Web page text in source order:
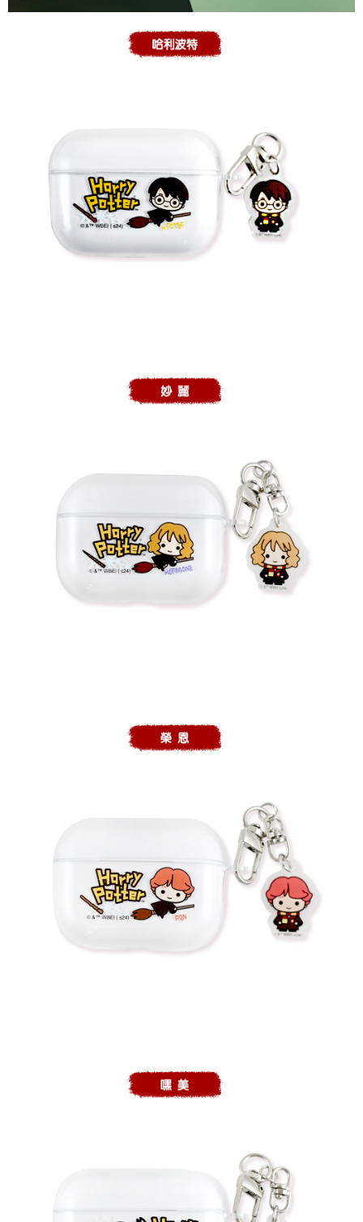
時審查核予不同之上限額度；若仍有額度不足之情形，本公司將視審查結果
５．嚴禁一人註冊多個帳號或使用他人資訊註冊。若發現惡意使用之情形，
恩沛科技股份有限公司將有權停止該用戶之使用額度並採取法律行動。